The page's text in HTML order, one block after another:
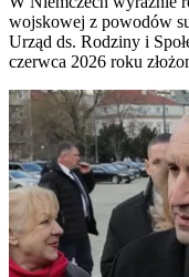
wojskowej z powodów
Urząd ds. Rodziny i
czerwca 2026 roku